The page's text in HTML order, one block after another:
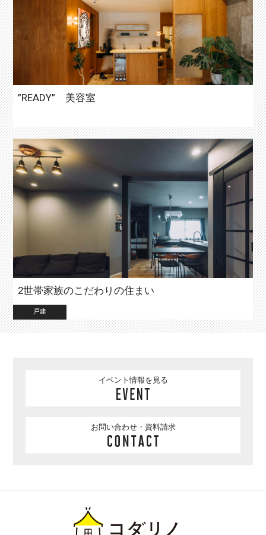
”READY” 美容室
2世帯家族のこだわりの住まい
戸建
イベント情報を見る
お問い合わせ・資料請求